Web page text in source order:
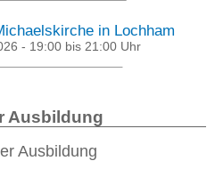
in Lochham
- 19:00 bis 21:00 Uhr
Ausbildung